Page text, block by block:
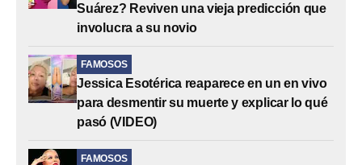
Suárez? Reviven una vieja predicción que
involucra a su novio
FAMOSOS
Jessica Esotérica reaparece en un en vivo
para desmentir su muerte y explicar lo qué
pasó (VIDEO)
FAMOSOS